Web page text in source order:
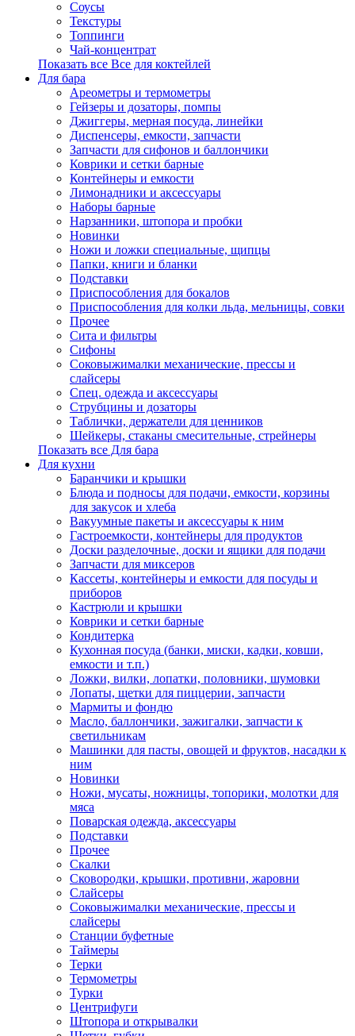
Соусы
Текстуры
Топпинги
Чай-концентрат
Показать все Все для коктейлей
Для бара
Ареометры и термометры
Гейзеры и дозаторы, помпы
Джиггеры, мерная посуда, линейки
Диспенсеры, емкости, запчасти
Запчасти для сифонов и баллончики
Коврики и сетки барные
Контейнеры и емкости
Лимонадники и аксессуары
Наборы барные
Нарзанники, штопора и пробки
Новинки
Ножи и ложки специальные, щипцы
Папки, книги и бланки
Подставки
Приспособления для бокалов
Приспособления для колки льда, мельницы, совки
Прочее
Сита и фильтры
Сифоны
Соковыжималки механические, прессы и
слайсеры
Спец. одежда и аксессуары
Струбцины и дозаторы
Таблички, держатели для ценников
Шейкеры, стаканы смесительные, стрейнеры
Показать все Для бара
Для кухни
Баранчики и крышки
Блюда и подносы для подачи, емкости, корзины
для закусок и хлеба
Вакуумные пакеты и аксессуары к ним
Гастроемкости, контейнеры для продуктов
Доски разделочные, доски и ящики для подачи
Запчасти для миксеров
Кассеты, контейнеры и емкости для посуды и
приборов
Кастрюли и крышки
Коврики и сетки барные
Кондитерка
Кухонная посуда (банки, миски, кадки, ковши,
емкости и т.п.)
Ложки, вилки, лопатки, половники, шумовки
Лопаты, щетки для пиццерии, запчасти
Мармиты и фондю
Масло, баллончики, зажигалки, запчасти к
светильникам
Машинки для пасты, овощей и фруктов, насадки к
ним
Новинки
Ножи, мусаты, ножницы, топорики, молотки для
мяса
Поварская одежда, аксессуары
Подставки
Прочее
Скалки
Сковородки, крышки, противни, жаровни
Слайсеры
Соковыжималки механические, прессы и
слайсеры
Станции буфетные
Таймеры
Терки
Термометры
Турки
Центрифуги
Штопора и открывалки